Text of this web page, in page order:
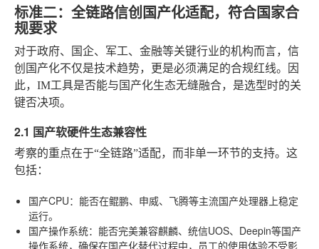
标准二：全链路信创国产化适配，符合国家合
规要求
对于政府、国企、军工、金融等关键行业的机构而言，信
创国产化不仅是技术趋势，更是必须满足的合规红线。因
此，IM工具是否能与国产化生态无缝融合，是选型时的关
键否决项。
2.1 国产软硬件生态兼容性
考察的重点在于“全链路”适配，而非单一环节的支持。这
包括：
国产CPU：能否在鲲鹏、申威、飞腾等主流国产处理器上稳定
运行。
国产操作系统：能否完美兼容麒麟、统信UOS、Deepin等国产
操作系统，确保在国产化替代过程中，员工的使用体验不受影